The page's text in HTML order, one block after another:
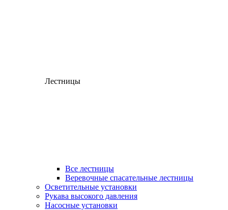
Лестницы
Все лестницы
Веревочные спасательные лестницы
Осветительные установки
Рукава высокого давления
Насосные установки